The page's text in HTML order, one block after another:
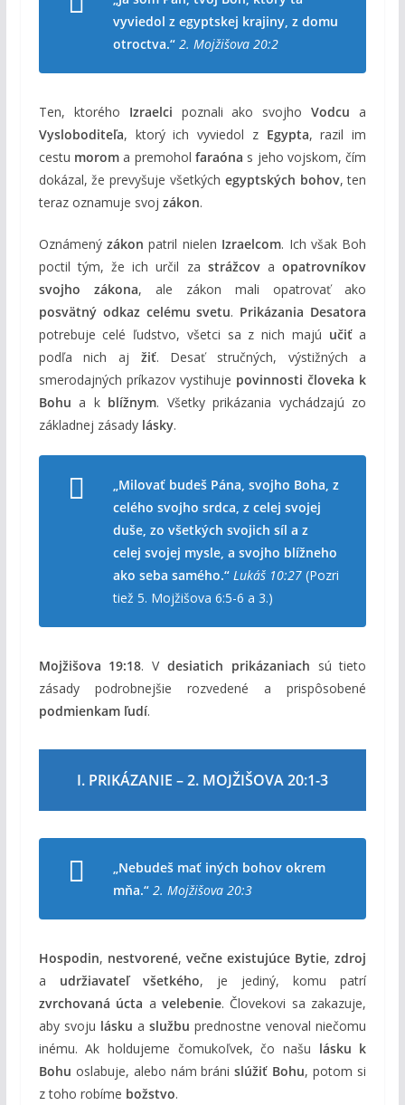
vyviedol z egyptskej krajiny, z domu
otroctva.“ 2. Mojžišova 20:2
Ten, ktorého Izraelci poznali ako svojhoVodcu a
Vysloboditeľa, ktorý ich vyviedol z Egypta, razil im
cestu morom a premoholfaraóna s jeho vojskom, čím
dokázal, že prevyšuje všetkých egyptských bohov, ten
teraz oznamuje svoj zákon.
Oznámenýzákon patril nielen Izraelcom. Ich však Boh
poctil tým, že ich určil za strážcovaopatrovníkov
svojho zákona, ale zákon mali opatrovať ako
posvätný odkaz celému svetu. Prikázania Desatora
potrebuje celé ľudstvo, všetci sa z nich majú učiťa
podľa nich aj žiť. Desať stručných, výstižných a
smerodajných príkazov vystihuje povinnosti človeka k
Bohu a k blížnym. Všetky prikázania vychádzajú zo
základnej zásady lásky.
„Milovať budeš Pána, svojho Boha, z
celého svojho srdca, z celej svojej
duše, zo všetkých svojich síl a z
celej svojej mysle, a svojho blížneho
ako seba samého.“ Lukáš 10:27(Pozri
tiež 5. Mojžišova 6:5-6 a 3.)
Mojžišova 19:18. V desiatich prikázaniach sú tieto
zásady podrobnejšie rozvedené a prispôsobené
podmienkam ľudí.
I. PRIKÁZANIE – 2. MOJŽIŠOVA 20:1-3
„Nebudeš mať iných bohov okrem
mňa.“ 2. Mojžišova 20:3
Hospodin, nestvorené, večne existujúce Bytie,zdroj
a udržiavateľ všetkého, je jediný, komu patrí
zvrchovaná úcta avelebenie. Človekovi sa zakazuje,
aby svoju lásku aslužbu prednostne venoval niečomu
inému. Ak holdujeme čomukoľvek, čo našu lásku k
Bohu oslabuje, alebo nám bránislúžiť Bohu, potom si
z toho robíme božstvo.